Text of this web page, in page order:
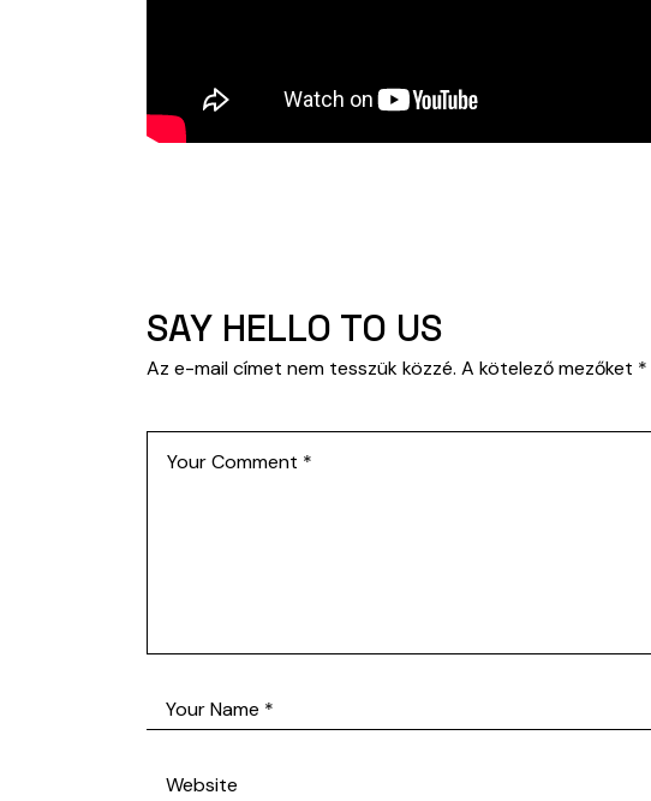
SAY HELLO TO US
Az e-mail címet nem tesszük közzé. A kötelező mezőket *